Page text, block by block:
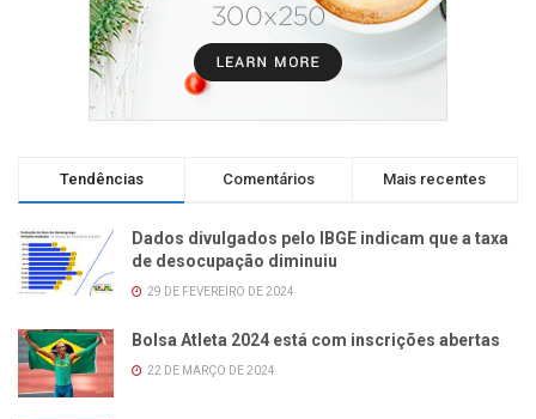
Tendências Comentários Mais recentes
Dados divulgados pelo IBGE indicam que a taxa
de desocupação diminuiu
29 DE FEVEREIRO DE 2024
Bolsa Atleta 2024 está com inscrições abertas
22 DE MARÇO DE 2024